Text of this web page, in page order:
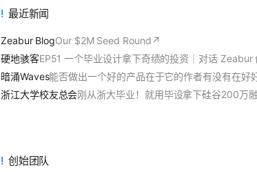
最近新闻
Zeabur BlogOur $2M Seed Round ↗
硬地骇客EP51 一个毕业设计拿下奇绩的投资｜对话 Zeabur
暗涌Waves能否做出一个好的产品在于它的作者有没有在好
浙江大学校友总会刚从浙大毕业！就用毕设拿下硅谷200万
创始团队